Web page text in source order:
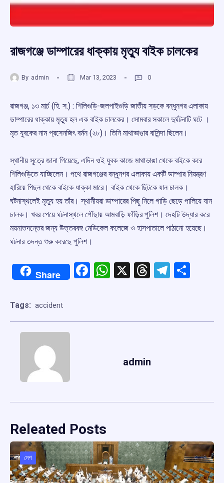
রাজগঞ্জে ডাম্পারের ধাক্কায় মৃত্যু বাইক চালকের
By admin Mar 13, 2023 0
রাজগঞ্জ, ১৩ মার্চ (হি. স.) : শিলিগুড়ি-জলপাইগুড়ি জাতীয় সড়কে বন্ধুনগর এলাকায়
ডাম্পারের ধাক্কায় মৃত্যু হল এক বাইক চালকের। সোমবার সকালে দুর্ঘটনাটি ঘটে ।
মৃত যুবকের নাম প্রসেনজিৎ বর্মন (২৮)। তিনি মাথাভাঙার বাসিন্দা ছিলেন।
স্থানীয় সূত্রে জানা গিয়েছে, এদিন ওই যুবক কাজে মাথাভাঙা থেকে বাইকে করে
শিলিগুড়িতে যাচ্ছিলেন। পথে রাজগঞ্জের বন্ধুনগর এলাকায় একটি ডাম্পার নিয়ন্ত্রণ
হারিয়ে পিছন থেকে বাইকে ধাক্কা মারে। বাইক থেকে ছিটকে যান চালক।
ঘটনাস্থলেই মৃত্যু হয় তাঁর। স্থানীয়রা ডাম্পারের পিছু নিলে গাড়ি ছেড়ে পালিয়ে যান
চালক। খবর পেয়ে ঘটনাস্থলে পৌঁছায় আমবাড়ি ফাঁড়ির পুলিশ। দেহটি উদ্ধার করে
ময়নাতদন্তের জন্য উত্তরবঙ্গ মেডিকেল কলেজে ও হাসপাতালে পাঠানো হয়েছে।
ঘটনার তদন্ত শুরু করেছে পুলিশ।
Share Facebook
WhatsApp
X Threads
Tags: accident
admin
Releated Posts
দেশ